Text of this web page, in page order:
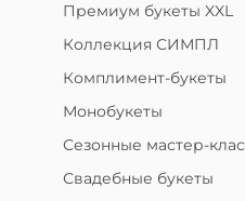
Премиум букеты XXL
Коллекция СИМПЛ
Комплимент-букеты
Монобукеты
Сезонные мастер-
Свадебные букеты